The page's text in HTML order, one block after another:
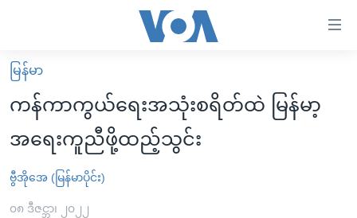
လွယ်ကူ
စေ
များ
ပင်မ
မူလစာမျက်နှာ
မြန်မာ
ကမ္ဘာ့သတင်းများ
နိုင်ငံတကာ
ဗွီဒီယို
မြန်မာ
ကန်ကာကွယ်ရေးအသုံးစရိတ်ထဲ မြန်မာ့
အရေးကူညီဖို့ထည့်သွင်း
ဗွီအိုအေ (မြန်မာပိုင်း)
၀၈ ဒီဇင္ဘာ၊ ၂၀၂၂